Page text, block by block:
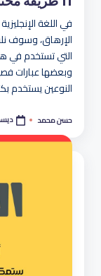
في اللغة
الإرهاق، وسوف
التي تستخدم في
وبعضها عبارات
النوعين يستخدم
تمّ
النشر
بواسطة
حسن محمد ديسمبر